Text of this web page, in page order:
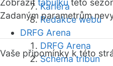
Kariéra
Redakce webu
DRFG Arena
DRFG Arena
Schéma tribun
Zobrazit tabulku této
Zadaným parametrům
Vaše připomínky k této